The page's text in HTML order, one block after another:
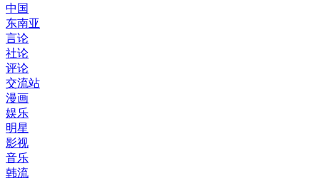
中国
东南亚
言论
社论
评论
交流站
漫画
娱乐
明星
影视
音乐
韩流